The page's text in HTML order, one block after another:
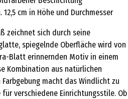
cm in Höhe und Durchmesser
zeichnet sich durch seine
spiegelnde Oberfläche wird von
Blatt erinnernden Motiv in einem
Kombination aus natürlichen
macht das Windlicht zu
verschiedene Einrichtungsstile. Ob